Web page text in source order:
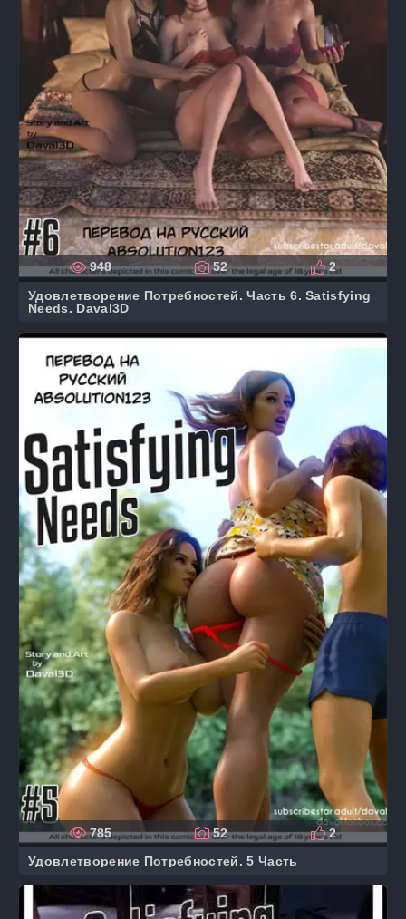
Удовлетворение Потребностей. Часть 6. Satisfying
Needs. Daval3D
948 52 2
Удовлетворение Потребностей. 5 Часть
785 52 2